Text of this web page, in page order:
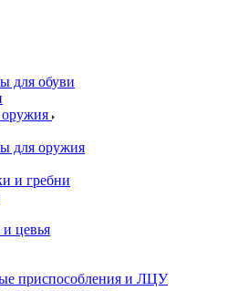
для обуви
оружия
для оружия
и гребни
цевья
приспособления и ЛЦУ